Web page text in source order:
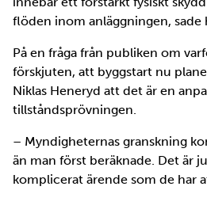
flöden inom anläggningen, sade
På en fråga från publiken om
förskjuten, att byggstart nu
Niklas Heneryd att det är en
tillståndsprövningen.
– Myndigheternas granskning
än man först beräknade. Det är
komplicerat ärende som de har